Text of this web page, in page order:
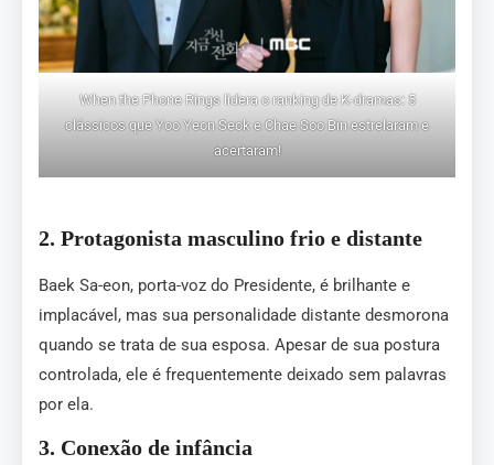
When the Phone Rings lidera o ranking de K-dramas: 5
clássicos que Yoo Yeon Seok e Chae Soo Bin estrelaram e
acertaram!
2. Protagonista masculino frio e distante
Baek Sa-eon, porta-voz do Presidente, é brilhante e
implacável, mas sua personalidade distante desmorona
quando se trata de sua esposa. Apesar de sua postura
controlada, ele é frequentemente deixado sem palavras
por ela.
3. Conexão de infância